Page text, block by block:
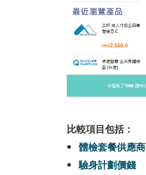
比較項目包括：
體檢套餐供應商
驗身計劃價錢